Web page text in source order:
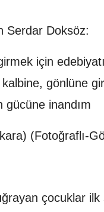
Serdar Doksöz:
için
kalbine, gönlüne
gücüne inandım
(Fotoğraflı-
çocuklar